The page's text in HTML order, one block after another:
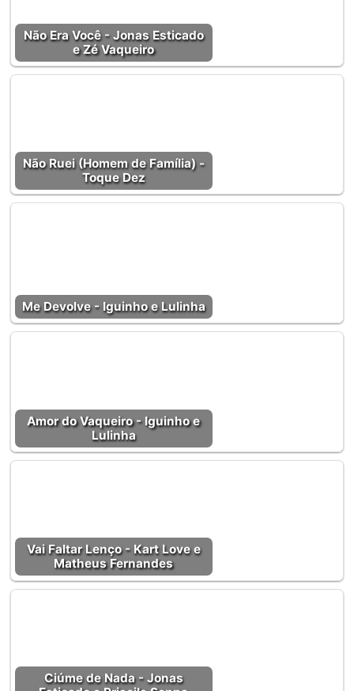
Não Era Você - Jonas Esticado
e Zé Vaqueiro
Não Ruei (Homem de Família) -
Toque Dez
Me Devolve - Iguinho e Lulinha
Amor do Vaqueiro - Iguinho e
Lulinha
Vai Faltar Lenço - Kart Love e
Matheus Fernandes
Ciúme de Nada - Jonas